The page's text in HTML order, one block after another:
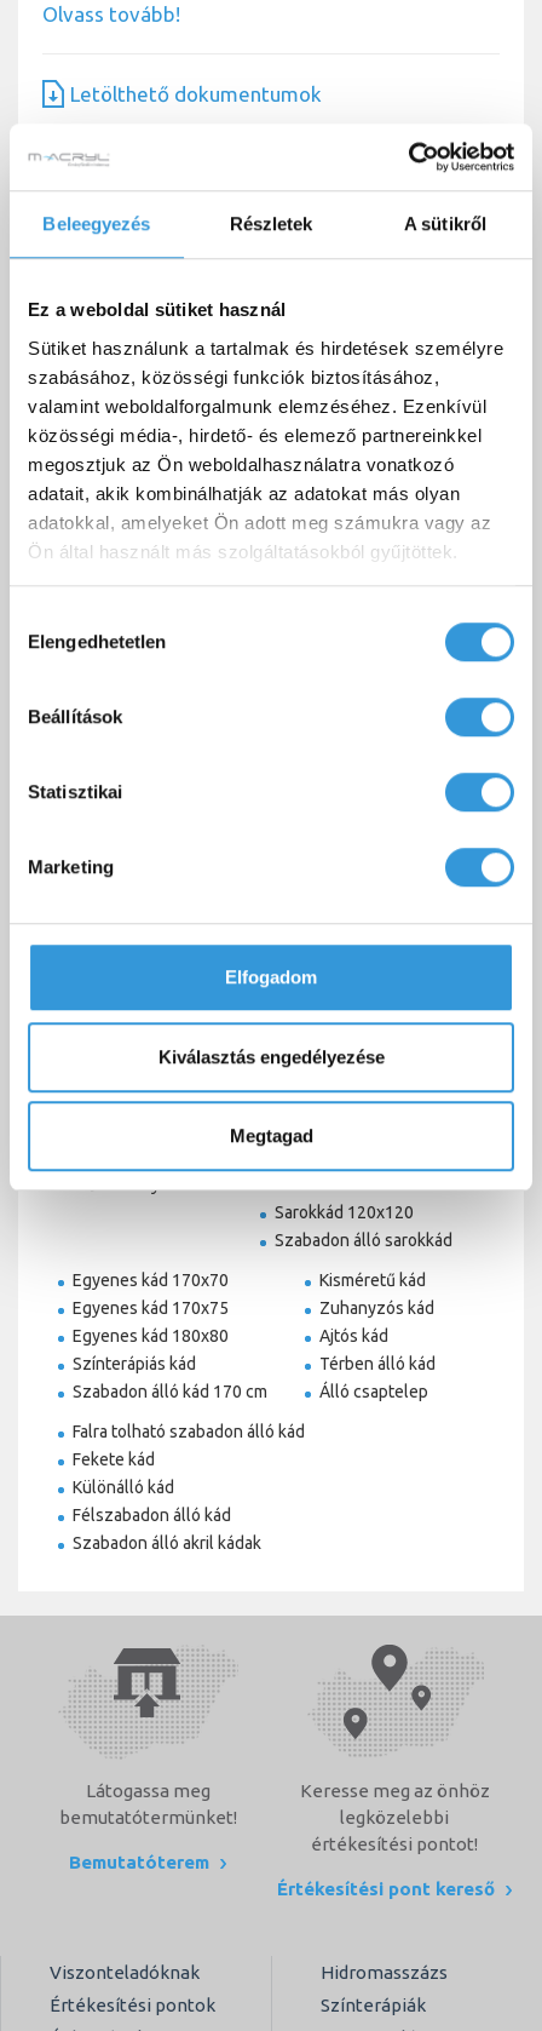
Beleegyezés Részletek A sütikről
Ez a weboldal sütiket használ
Sütiket használunk a tartalmak és hirdetések személyre
szabásához, közösségi funkciók biztosításához,
valamint weboldalforgalmunk elemzéséhez. Ezenkívül
közösségi média-, hirdető- és elemező partnereinkkel
megosztjuk az Ön weboldalhasználatra vonatkozó
adatait, akik kombinálhatják az adatokat más olyan
adatokkal, amelyeket Ön adott meg számukra vagy az
Ön által használt más szolgáltatásokból gyűjtöttek.
kiválasztása
Elengedhetetlen
Beállítások
Statisztikai
Marketing
Elfogadom
Kiválasztás engedélyezése
Megtagad
Olvass tovább!
Letölthető dokumentumok
Hill álló csaptelep technikai rajz Letöltés
Hill álló csaptelep 3D fájl (STL) Letöltés
HASONLÓ TERMÉKEK
122 000 Ft-tól
Sarokkád
Műmárvány kádak
Akril kád
Hidromasszázskád
Sarokkád 150x150
Sarokkád 120x120
Szabadon álló sarokkád
Egyenes kád 170x70
Egyenes kád 170x75
Egyenes kád 180x80
Színterápiás kád
Szabadon álló kád 170 cm
Kisméretű kád
Zuhanyzós kád
Ajtós kád
Térben álló kád
Álló csaptelep
Falra tolható szabadon álló kád
Fekete kád
Különálló kád
Félszabadon álló kád
Szabadon álló akril kádak
Látogassa meg
bemutatótermünket!
Bemutatóterem
Keresse meg az önhöz
legközelebbi
értékesítési pontot!
Értékesítési pont kereső
Viszonteladóknak
Értékesítési pontok
Hidromasszázs
Színterápiák